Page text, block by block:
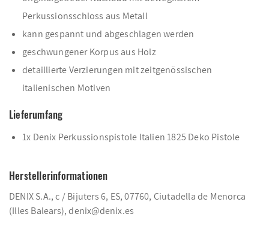
Perkussionsschloss aus Metall
kann gespannt und abgeschlagen werden
geschwungener Korpus aus Holz
detaillierte Verzierungen mit zeitgenössischen
italienischen Motiven
Lieferumfang
1x Denix Perkussionspistole Italien 1825 Deko Pistole
Herstellerinformationen
DENIX S.A., c / Bijuters 6, ES, 07760, Ciutadella de Menorca
(Illes Balears), denix@denix.es